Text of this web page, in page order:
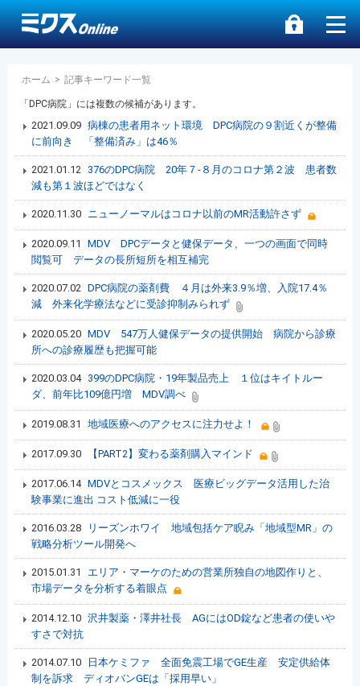
ホーム > 記事キーワード一覧
「DPC病院」には複数の候補があります。
2021.09.09 病棟の患者用ネット環境 DPC病院の９割近くが整備
に前向き 「整備済み」は46％
2021.01.12
376のDPC病院 20年７-８月のコロナ第２波 患者数
減も第１波ほどではなく
2020.11.30 ニューノーマルはコロナ以前のMR活動許さず
2020.09.11
MDV DPCデータと健保データ、一つの画面で同時
閲覧可 データの長所短所を相互補完
2020.07.02 DPC病院の薬剤費 ４月は外来3.9％増、入院17.4％
減 外来化学療法などに受診抑制みられず
2020.05.20 MDV 547万人健保データの提供開始 病院から診療
所への診療履歴も把握可能
2020.03.04
399のDPC病院・19年製品売上 １位はキイトルー
ダ、前年比109億円増 MDV調べ
2019.08.31 地域医療へのアクセスに注力せよ！
2017.09.30 【PART2】変わる薬剤購入マインド
2017.06.14 MDVとコスメックス 医療ビッグデータ活用した治
験事業に進出 コスト低減に一役
2016.03.28
リーズンホワイ 地域包括ケア睨み「地域型MR」の
戦略分析ツール開発へ
2015.01.31
エリア・マーケのための営業所独自の地図作りと、
市場データを分析する着眼点
2014.12.10 沢井製薬・澤井社長 AGにはOD錠など患者の使いや
すさで対抗
2014.07.10
日本ケミファ 全面免震工場でGE生産 安定供給体
制を訴求 ディオバンGEは「採用早い」